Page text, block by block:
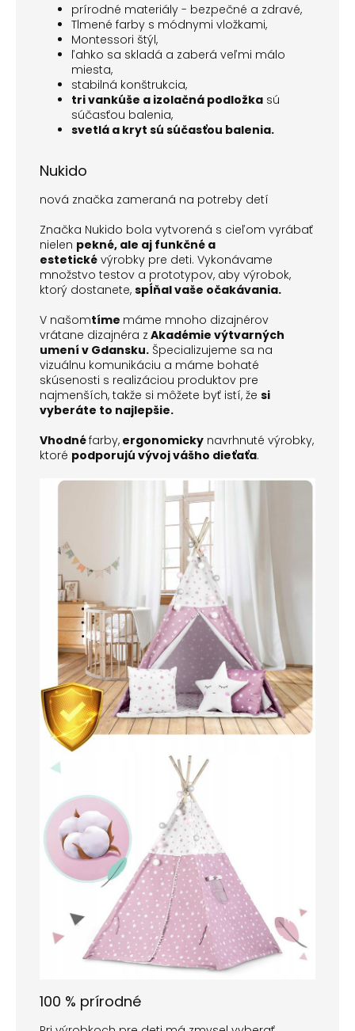
prírodné materiály - bezpečné a zdravé,
Tlmené farby s módnymi vložkami,
Montessori štýl,
ľahko sa skladá a zaberá veľmi málo
miesta,
stabilná konštrukcia,
tri vankúše a izolačná podložka sú
súčasťou balenia,
svetlá a kryt sú súčasťou balenia.
Nukido
nová značka zameraná na potreby detí
Značka Nukido bola vytvorená s cieľom vyrábať
nielen pekné, ale aj funkčné a
estetické výrobky pre deti. Vykonávame
množstvo testov a prototypov, aby výrobok,
ktorý dostanete, spĺňal vaše očakávania.
V našomtíme máme mnoho dizajnérov
vrátane dizajnéra z Akadémie výtvarných
umení v Gdansku. Špecializujeme sa na
vizuálnu komunikáciu a máme bohaté
skúsenosti s realizáciou produktov pre
najmenších, takže si môžete byť istí, že si
vyberáte to najlepšie.
Vhodnéfarby, ergonomicky navrhnuté výrobky,
ktoré podporujú vývoj vášho dieťaťa.
100 % prírodné